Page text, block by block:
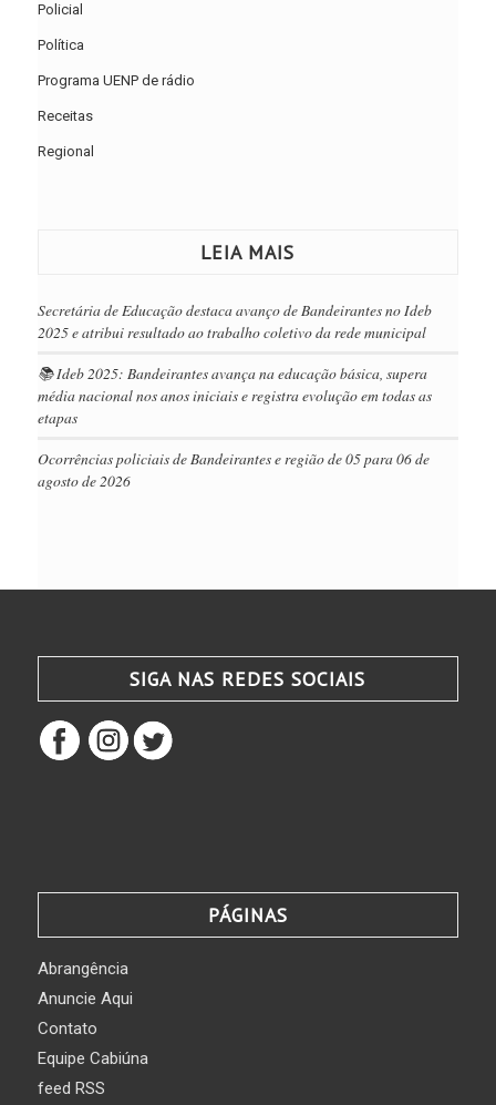
Policial
Política
Programa UENP de rádio
Receitas
Regional
LEIA MAIS
Secretária de Educação destaca avanço de Bandeirantes no Ideb
2025 e atribui resultado ao trabalho coletivo da rede municipal
📚 Ideb 2025: Bandeirantes avança na educação básica, supera
média nacional nos anos iniciais e registra evolução em todas as
etapas
Ocorrências policiais de Bandeirantes e região de 05 para 06 de
agosto de 2026
SIGA NAS REDES SOCIAIS
PÁGINAS
Abrangência
Anuncie Aqui
Contato
Equipe Cabiúna
feed RSS